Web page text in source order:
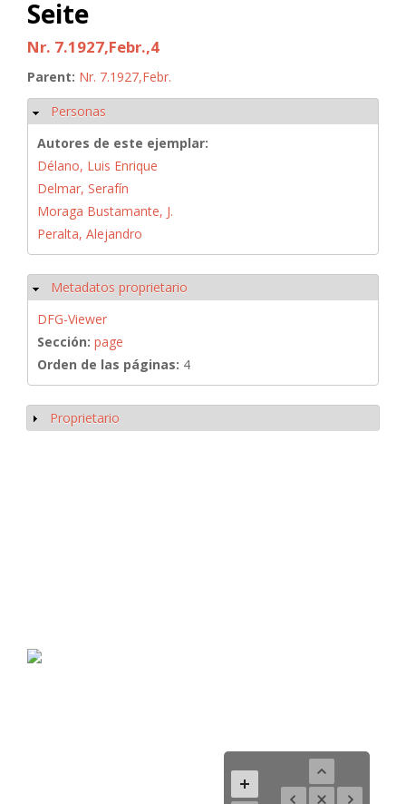
Seite
Nr. 7.1927,Febr.,4
Parent: Nr. 7.1927,Febr.
Ocultar
Personas
Autores de este ejemplar:
Délano, Luis Enrique
Delmar, Serafín
Moraga Bustamante, J.
Peralta, Alejandro
Ocultar
Metadatos proprietario
DFG-Viewer
Sección: page
Orden de las páginas: 4
Mostrar
Proprietario